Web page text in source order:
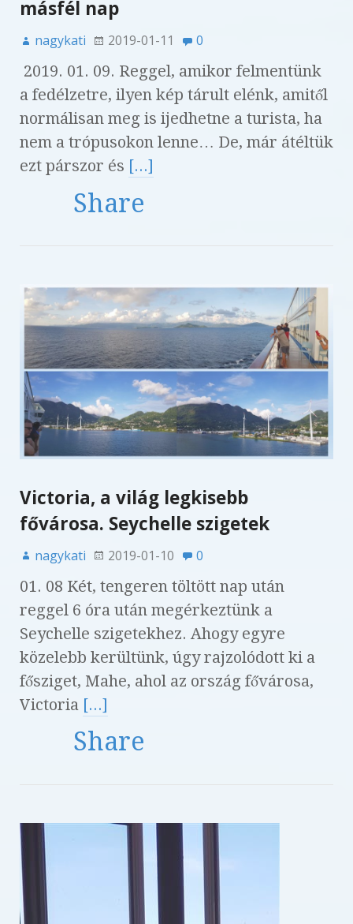
másfél nap
nagykati 2019-01-11 0
2019. 01. 09. Reggel, amikor felmentünk
a fedélzetre, ilyen kép tárult elénk, amitől
normálisan meg is ijedhetne a turista, ha
nem a trópusokon lenne… De, már átéltük
ezt párszor és [...]
Share
Victoria, a világ legkisebb
fővárosa. Seychelle szigetek
nagykati 2019-01-10 0
01. 08 Két, tengeren töltött nap után
reggel 6 óra után megérkeztünk a
Seychelle szigetekhez. Ahogy egyre
közelebb kerültünk, úgy rajzolódott ki a
fősziget, Mahe, ahol az ország fővárosa,
Victoria [...]
Share